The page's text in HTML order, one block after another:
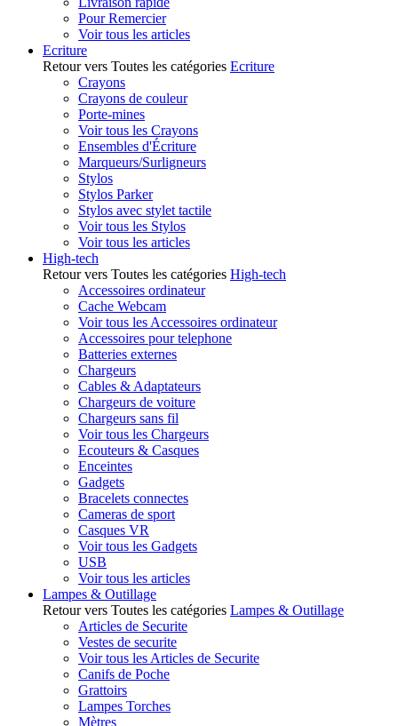
Pour Remercier
Voir tous les articles
Ecriture
Retour vers Toutes les catégories Ecriture
Crayons
Crayons de couleur
Porte-mines
Voir tous les Crayons
Ensembles d'Écriture
Marqueurs/Surligneurs
Stylos
Stylos Parker
Stylos avec stylet tactile
Voir tous les Stylos
Voir tous les articles
High-tech
Retour vers Toutes les catégories High-tech
Accessoires ordinateur
Cache Webcam
Voir tous les Accessoires ordinateur
Accessoires pour telephone
Batteries externes
Chargeurs
Cables & Adaptateurs
Chargeurs de voiture
Chargeurs sans fil
Voir tous les Chargeurs
Ecouteurs & Casques
Enceintes
Gadgets
Bracelets connectes
Cameras de sport
Casques VR
Voir tous les Gadgets
USB
Voir tous les articles
Lampes & Outillage
Retour vers Toutes les catégories Lampes & Outillage
Articles de Securite
Vestes de securite
Voir tous les Articles de Securite
Canifs de Poche
Grattoirs
Lampes Torches
Mètres